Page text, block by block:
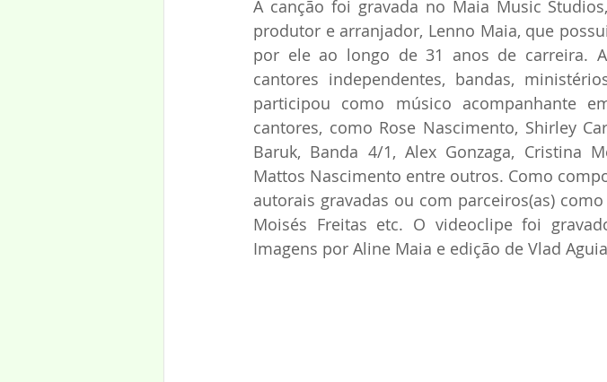
A canção foi gravada no Maia Music
produtor e arranjador, Lenno Maia, que
por ele ao longo de 31 anos de carreira.
cantores independentes, bandas,
participou como músico acompanhante
cantores, como Rose Nascimento, Shirley
Baruk, Banda 4/1, Alex Gonzaga, Cristina
Mattos Nascimento entre outros. Como
autorais gravadas ou com parceiros(as)
Moisés Freitas etc. O videoclipe foi
Imagens por Aline Maia e edição de Vlad